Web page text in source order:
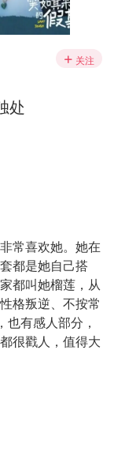
关注
处
常喜欢她。她在
都是她自己搭
都叫她榴莲，从
格叛逆、不按常
有感人部分，
很戳人，值得大